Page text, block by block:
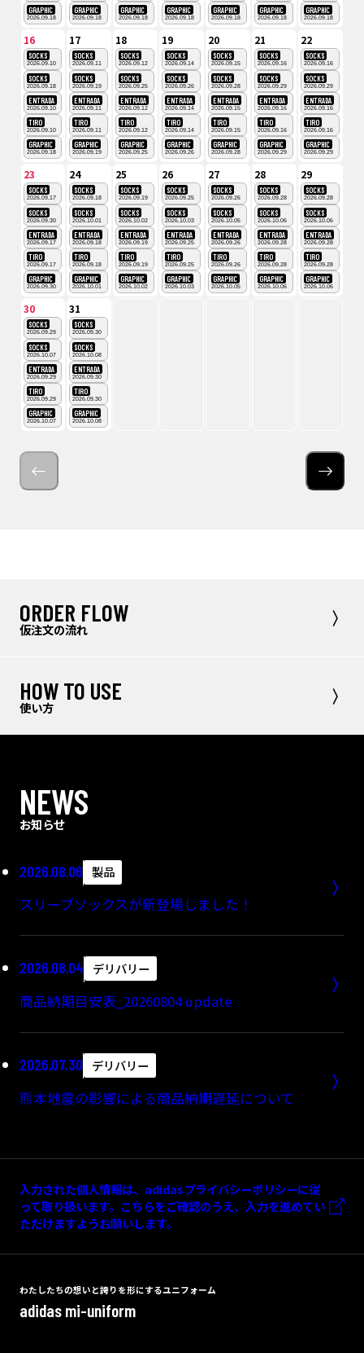
GRAPHIC
2026.09.18
GRAPHIC
2026.09.18
GRAPHIC
2026.09.18
GRAPHIC
2026.09.18
GRAPHIC
2026.09.18
GRAPHIC
2026.09.18
GRAPHIC
2026.09.18
16
SOCKS
2026.09.10
SOCKS
2026.09.18
ENTRADA
2026.09.10
TIRO
2026.09.10
GRAPHIC
2026.09.18
17
SOCKS
2026.09.11
SOCKS
2026.09.19
ENTRADA
2026.09.11
TIRO
2026.09.11
GRAPHIC
2026.09.19
18
SOCKS
2026.09.12
SOCKS
2026.09.25
ENTRADA
2026.09.12
TIRO
2026.09.12
GRAPHIC
2026.09.25
19
SOCKS
2026.09.14
SOCKS
2026.09.26
ENTRADA
2026.09.14
TIRO
2026.09.14
GRAPHIC
2026.09.26
20
SOCKS
2026.09.15
SOCKS
2026.09.28
ENTRADA
2026.09.15
TIRO
2026.09.15
GRAPHIC
2026.09.28
21
SOCKS
2026.09.16
SOCKS
2026.09.29
ENTRADA
2026.09.16
TIRO
2026.09.16
GRAPHIC
2026.09.29
22
SOCKS
2026.09.16
SOCKS
2026.09.29
ENTRADA
2026.09.16
TIRO
2026.09.16
GRAPHIC
2026.09.29
23
SOCKS
2026.09.17
SOCKS
2026.09.30
ENTRADA
2026.09.17
TIRO
2026.09.17
GRAPHIC
2026.09.30
24
SOCKS
2026.09.18
SOCKS
2026.10.01
ENTRADA
2026.09.18
TIRO
2026.09.18
GRAPHIC
2026.10.01
25
SOCKS
2026.09.19
SOCKS
2026.10.02
ENTRADA
2026.09.19
TIRO
2026.09.19
GRAPHIC
2026.10.02
26
SOCKS
2026.09.25
SOCKS
2026.10.03
ENTRADA
2026.09.25
TIRO
2026.09.25
GRAPHIC
2026.10.03
27
SOCKS
2026.09.26
SOCKS
2026.10.05
ENTRADA
2026.09.26
TIRO
2026.09.26
GRAPHIC
2026.10.05
28
SOCKS
2026.09.28
SOCKS
2026.10.06
ENTRADA
2026.09.28
TIRO
2026.09.28
GRAPHIC
2026.10.06
29
SOCKS
2026.09.28
SOCKS
2026.10.06
ENTRADA
2026.09.28
TIRO
2026.09.28
GRAPHIC
2026.10.06
30
SOCKS
2026.09.29
SOCKS
2026.10.07
ENTRADA
2026.09.29
TIRO
2026.09.29
GRAPHIC
2026.10.07
31
SOCKS
2026.09.30
SOCKS
2026.10.08
ENTRADA
2026.09.30
TIRO
2026.09.30
GRAPHIC
2026.10.08
ORDER FLOW
仮注文の流れ
HOW TO USE
使い方
NEWS
お知らせ
2026.08.06 製品
スリーブソックスが新登場しました！
2026.08.04 デリバリー
商品納期目安表_20260804 update
2026.07.30 デリバリー
熊本地震の影響による商品納期遅延について
入力された個人情報は、adidasプライバシーポリシーに従
って取り扱います。こちらをご確認のうえ、入力を進めてい
ただけますようお願いします。
わたしたちの想いと誇りを形にするユニフォーム
adidas mi-uniform